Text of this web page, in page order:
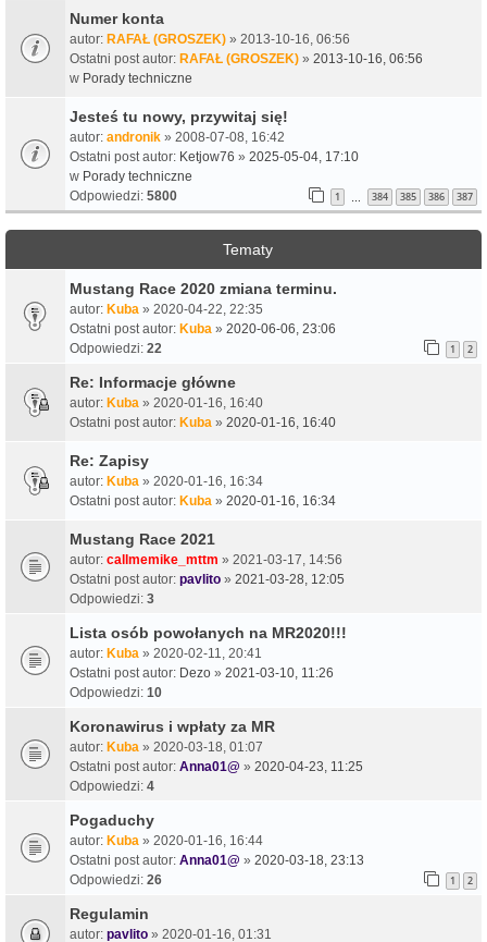
Numer konta
autor: RAFAŁ (GROSZEK) » 2013-10-16, 06:56
Ostatni post autor: RAFAŁ (GROSZEK) » 2013-10-16, 06:56
w Porady techniczne
Jesteś tu nowy, przywitaj się!
autor: andronik » 2008-07-08, 16:42
Ostatni post autor: Ketjow76 » 2025-05-04, 17:10
w Porady techniczne
Odpowiedzi: 5800 1 384 385 386 387
Tematy
Mustang Race 2020 zmiana terminu.
autor: Kuba » 2020-04-22, 22:35
Ostatni post autor: Kuba » 2020-06-06, 23:06
Odpowiedzi: 22 1 2
Re: Informacje główne
autor: Kuba » 2020-01-16, 16:40
Ostatni post autor: Kuba » 2020-01-16, 16:40
Re: Zapisy
autor: Kuba » 2020-01-16, 16:34
Ostatni post autor: Kuba » 2020-01-16, 16:34
Mustang Race 2021
autor: callmemike_mttm » 2021-03-17, 14:56
Ostatni post autor: pavlito » 2021-03-28, 12:05
Odpowiedzi: 3
Lista osób powołanych na MR2020!!!
autor: Kuba » 2020-02-11, 20:41
Ostatni post autor: Dezo » 2021-03-10, 11:26
Odpowiedzi: 10
Koronawirus i wpłaty za MR
autor: Kuba » 2020-03-18, 01:07
Ostatni post autor: Anna01@ » 2020-04-23, 11:25
Odpowiedzi: 4
Pogaduchy
autor: Kuba » 2020-01-16, 16:44
Ostatni post autor: Anna01@ » 2020-03-18, 23:13
Odpowiedzi: 26 1 2
Regulamin
autor: pavlito » 2020-01-16, 01:31